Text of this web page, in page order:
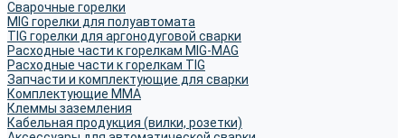
Сварочные горелки
MIG горелки для полуавтомата
TIG горелки для аргонодуговой сварки
Расходные части к горелкам MIG-MAG
Расходные части к горелкам TIG
Запчасти и комплектующие для сварки
Комплектующие ММА
Клеммы заземления
Кабельная продукция (вилки, розетки)